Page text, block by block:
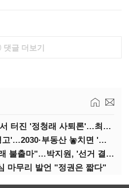
댓글 더보기
"당권은 짧다" 광주서 터진 '정청래 사퇴론'…최고위 '아수라장'
서울시장 선거의 '경고'…2030·부동산 놓치면 '총선도 대선도' 패배
"지도부 사퇴, 정청래 불출마"…박지원, '선거 결과 책임' 강조
마무리 발언 "정권은 짧다"